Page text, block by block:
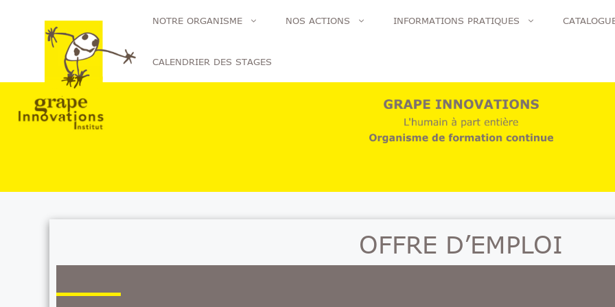
NOTRE ORGANISME NOS ACTIONS INFORMATIONS PRATIQUES
CALENDRIER DES STAGES
OFFRE D’EMPLOI